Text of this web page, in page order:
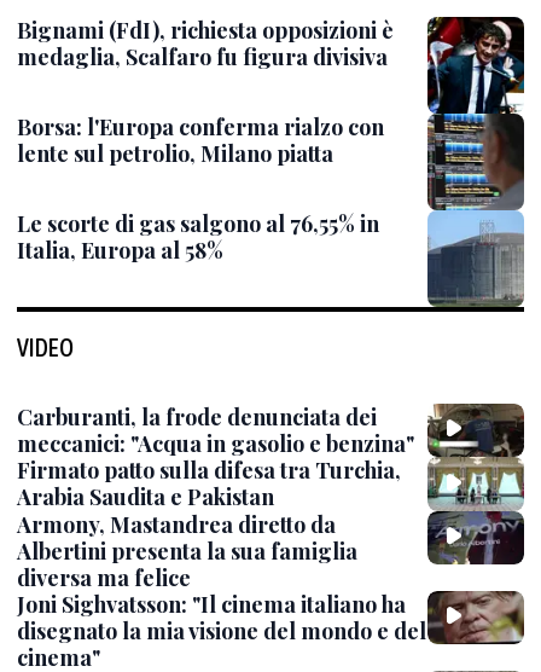
Bignami (FdI), richiesta opposizioni è
medaglia, Scalfaro fu figura divisiva
Borsa: l'Europa conferma rialzo con
lente sul petrolio, Milano piatta
Le scorte di gas salgono al 76,55% in
Italia, Europa al 58%
VIDEO
Carburanti, la frode denunciata dei
meccanici: "Acqua in gasolio e benzina"
Firmato patto sulla difesa tra Turchia,
Arabia Saudita e Pakistan
Armony, Mastandrea diretto da
Albertini presenta la sua famiglia
diversa ma felice
Joni Sighvatsson: "Il cinema italiano ha
disegnato la mia visione del mondo e del
cinema"